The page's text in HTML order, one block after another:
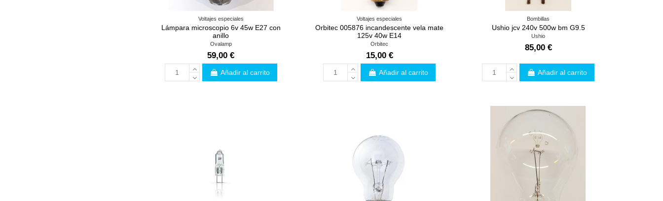
Voltajes especiales
Lámpara microscopio 6v 45w E27 con
anillo
Ovalamp
59,00 €
Añadir al carrito
Voltajes especiales
Orbitec 005876 incandescente vela mate
125v 40w E14
Orbitec
15,00 €
Añadir al carrito
Bombillas
Ushio jcv 240v 500w bm G9.5
Ushio
85,00 €
Añadir al carrito